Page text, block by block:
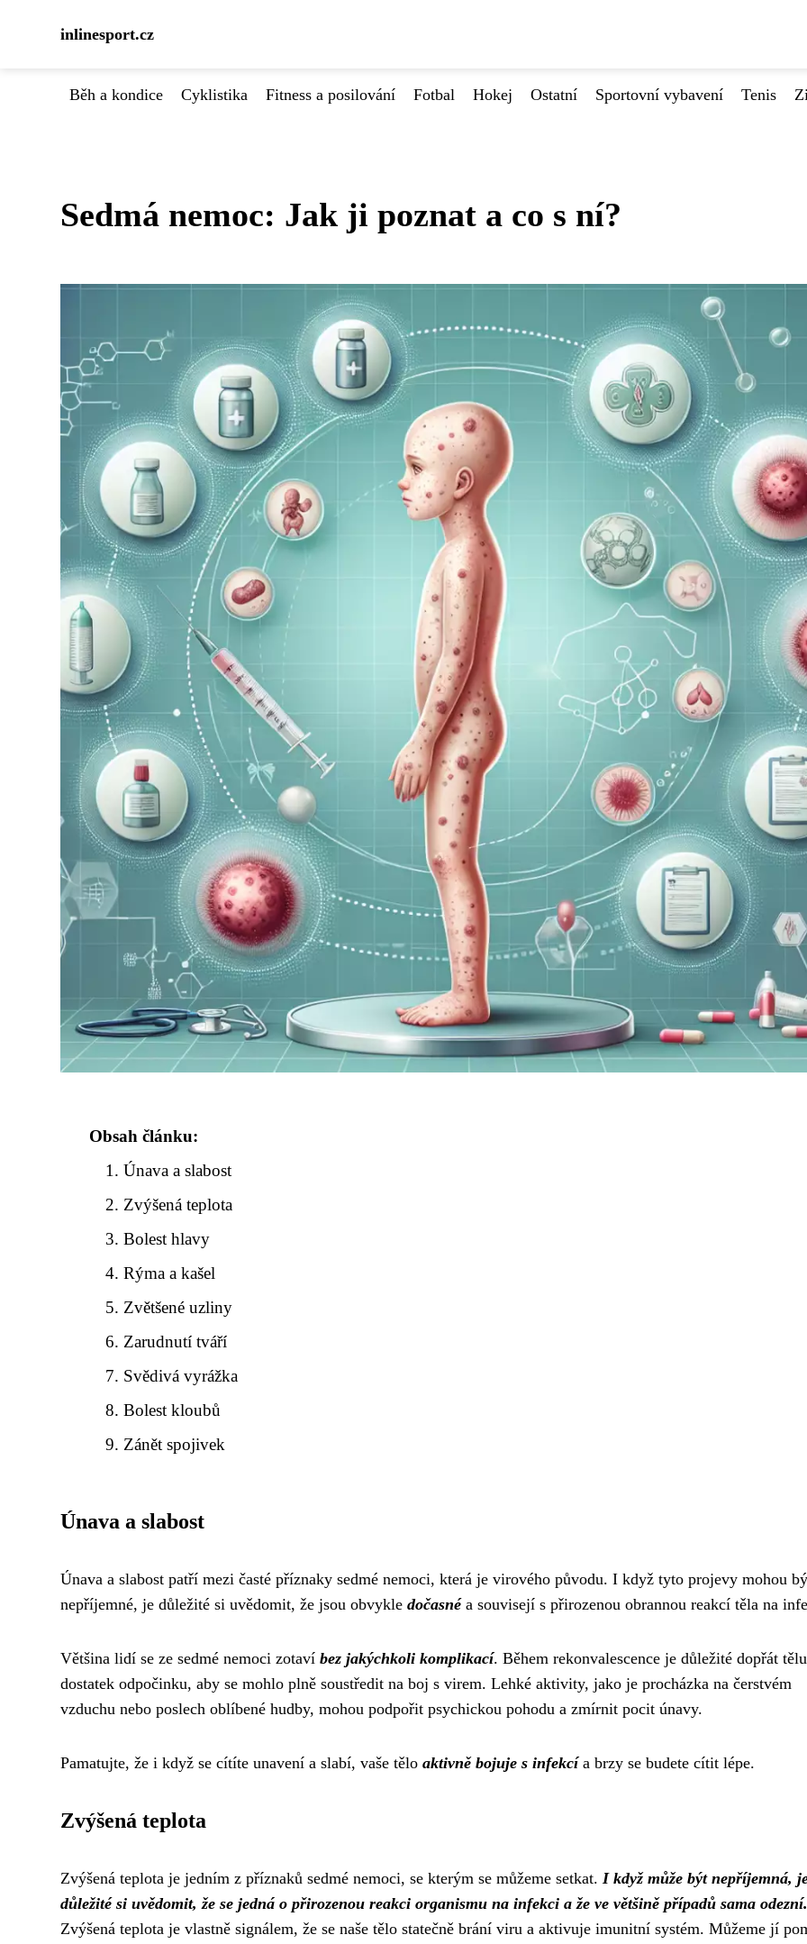
inlinesport.cz
Běh a kondice Cyklistika Fitness a posilování Fotbal Hokej Ostatní Sportovní vybavení Tenis
Sedmá nemoc: Jak ji poznat a co s ní?
Obsah článku:
Únava a slabost
Zvýšená teplota
Bolest hlavy
Rýma a kašel
Zvětšené uzliny
Zarudnutí tváří
Svědivá vyrážka
Bolest kloubů
Zánět spojivek
Únava a slabost
Únava a slabost patří mezi časté příznaky sedmé nemoci, která je virového původu. I když tyto projevy mohou
nepříjemné, je důležité si uvědomit, že jsou obvykle dočasnéa souvisejí s přirozenou obrannou reakcí těla na
Většina lidí se ze sedmé nemoci zotaví bez jakýchkoli komplikací. Během rekonvalescence je důležité dopřát tělu
dostatek odpočinku, aby se mohlo plně soustředit na boj s virem. Lehké aktivity, jako je procházka na čerstvém
vzduchu nebo poslech oblíbené hudby, mohou podpořit psychickou pohodu a zmírnit pocit únavy.
Pamatujte, že i když se cítíte unavení a slabí, vaše tělo aktivně bojuje s infekcía brzy se budete cítit lépe.
Zvýšená teplota
Zvýšená teplota je jedním z příznaků sedmé nemoci, se kterým se můžeme setkat. I když může být nepříjemná,
důležité si uvědomit, že se jedná o přirozenou reakci organismu na infekci a že ve většině případů sama odezní.
Zvýšená teplota je vlastně signálem, že se naše tělo statečně brání viru a aktivuje imunitní systém. Můžeme jí